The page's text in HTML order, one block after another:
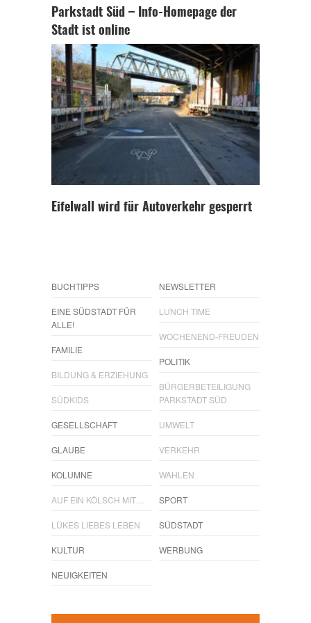
Parkstadt Süd – Info-Homepage der
Stadt ist online
Eifelwall wird für Autoverkehr gesperrt
BUCHTIPPS
EINE SÜDSTADT FÜR
ALLE!
FAMILIE
BILDUNG & ERZIEHUNG
SÜDKIDS
GESELLSCHAFT
GLAUBE
KOLUMNE
AUF EIN KÖLSCH MIT…
LÜKES LIEBES LEBEN
KULTUR
NEUIGKEITEN
NEWSLETTER
LUNCH TIME
WOCHENEND-FREUDEN
POLITIK
BÜRGERBETEILIGUNG
PARKSTADT SÜD
UMWELT
VERKEHR
WAHLEN
SPORT
SÜDSTADT
WERBUNG